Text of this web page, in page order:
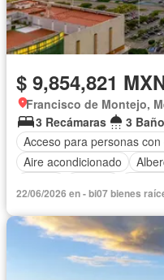
$ 9,854,821
Francisco de Montejo,
3 Recámaras
3
Acceso para personas
Aire acondicionado
Circuito cerrado de
Cocina integral
Conserje
Electricidad
Elevador
Jardín
22/06/2026 en - bi07 bienes